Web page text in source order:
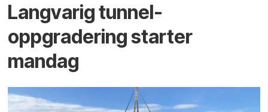
Langvarig tunnel­
oppgradering starter
mandag